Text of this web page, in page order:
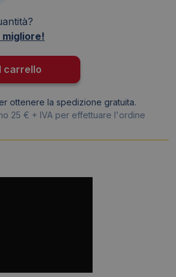
-
-
0,7
mm
-
quantità
carrello
ottenere la spedizione gratuita.
25 € + IVA per effettuare l'ordine